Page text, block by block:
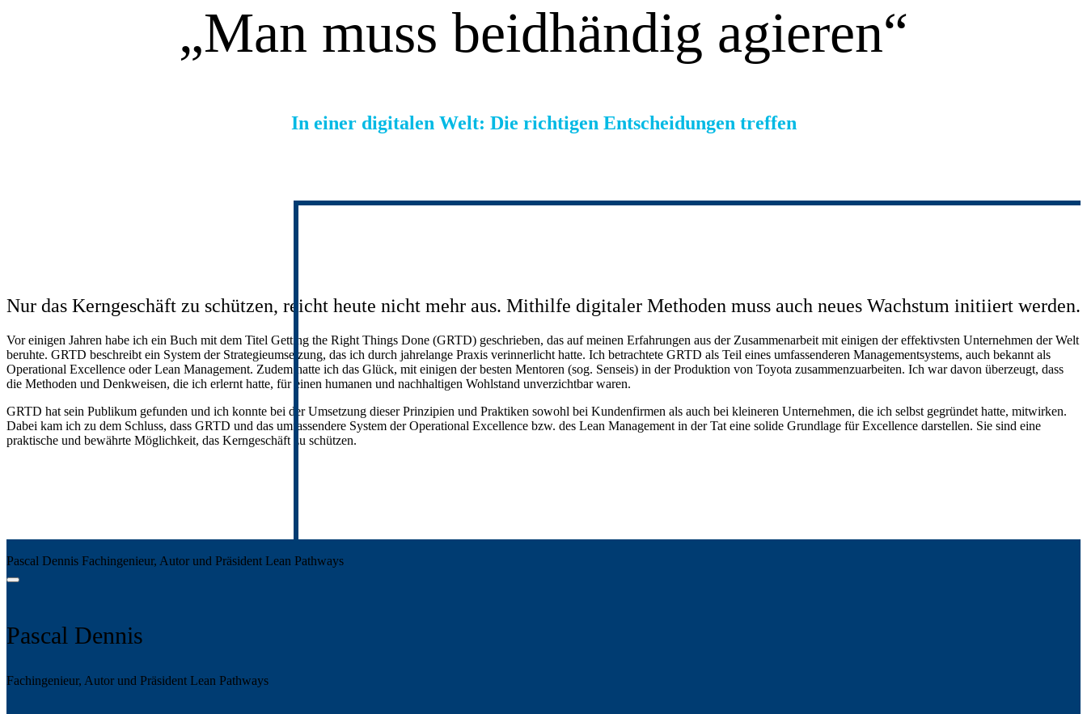
„Man muss beidhändig agieren“
In einer digitalen Welt: Die richtigen Entscheidungen treffen
Nur das Kerngeschäft zu schützen, reicht heute nicht mehr aus. Mithilfe digitaler Methoden muss auch neues Wachstum initiiert werden.
Vor einigen Jahren habe ich ein Buch mit dem Titel Getting the Right Things Done (GRTD) geschrieben, das auf meinen Erfahrungen aus der Zusammenarbeit mit einigen der effektivsten Unternehmen der Welt
beruhte. GRTD beschreibt ein System der Strategieumsetzung, das ich durch jahrelange Praxis verinnerlicht hatte. Ich betrachtete GRTD als Teil eines umfassenderen Managementsystems, auch bekannt als
Operational Excellence oder Lean Management. Zudem hatte ich das Glück, mit einigen der besten Mentoren (sog. Senseis) in der Produktion von Toyota zusammenzuarbeiten. Ich war davon überzeugt, dass
die Methoden und Denkweisen, die ich erlernt hatte, für einen humanen und nachhaltigen Wohlstand unverzichtbar waren.
GRTD hat sein Publikum gefunden und ich konnte bei der Umsetzung dieser Prinzipien und Praktiken sowohl bei Kundenfirmen als auch bei kleineren Unternehmen, die ich selbst gegründet hatte, mitwirken.
Dabei kam ich zu dem Schluss, dass GRTD und das umfassendere System der Operational Excellence bzw. des Lean Management in der Tat eine solide Grundlage für Excellence darstellen. Sie sind eine
praktische und bewährte Möglichkeit, das Kerngeschäft zu schützen.
Pascal Dennis Fachingenieur, Autor und Präsident Lean Pathways
Pascal Dennis
Fachingenieur, Autor und Präsident Lean Pathways